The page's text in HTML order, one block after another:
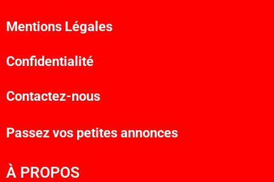
Mentions Légales
Confidentialité
Contactez-nous
Passez vos petites annonces
À PROPOS